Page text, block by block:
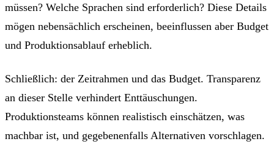
müssen? Welche Sprachen sind erforderlich? Diese Details
mögen nebensächlich erscheinen, beeinflussen aber Budget
und Produktionsablauf erheblich.
Schließlich: der Zeitrahmen und das Budget. Transparenz
an dieser Stelle verhindert Enttäuschungen.
Produktionsteams können realistisch einschätzen, was
machbar ist, und gegebenenfalls Alternativen vorschlagen.